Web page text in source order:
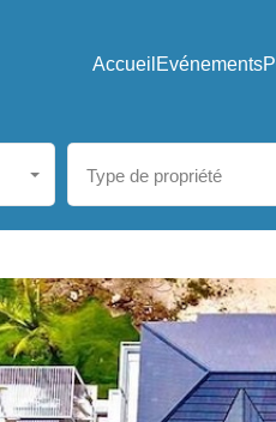
Accueil Evénements
Type de propriété